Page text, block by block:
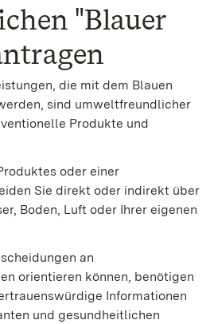
"Blauer
die mit dem Blauen
sind umweltfreundlicher
Produkte und
oder einer
Sie direkt oder indirekt über
Boden, Luft oder Ihrer eigenen
an
orientieren können, benötigen
Informationen
und gesundheitlichen